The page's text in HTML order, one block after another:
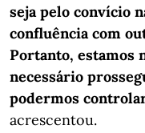
seja pelo convício
confluência com
Portanto, estamos
necessário
podermos
acrescentou.